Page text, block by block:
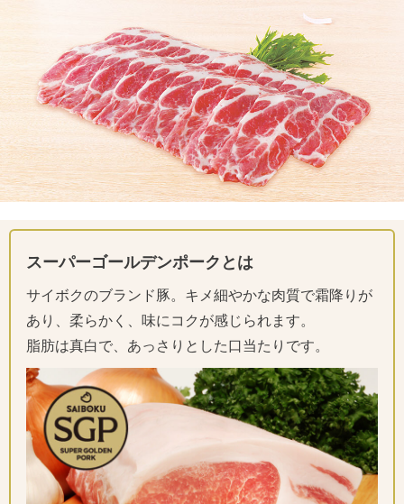
スーパーゴールデンポークとは
サイボクのブランド豚。キメ細やかな肉質で霜降りが
あり、柔らかく、味にコクが感じられます。
脂肪は真白で、あっさりとした口当たりです。